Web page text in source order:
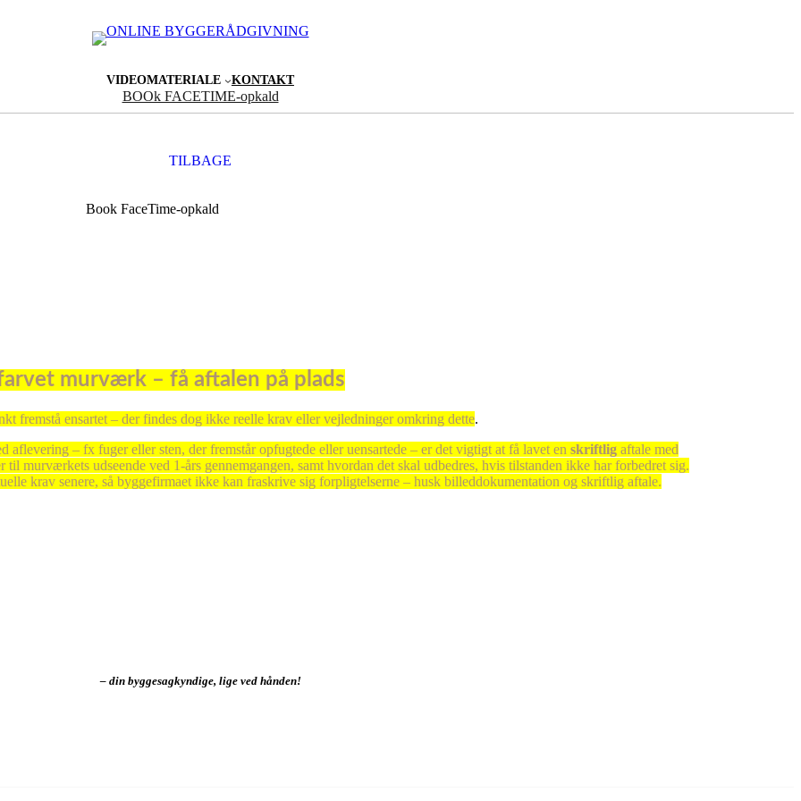
VIDEOMATERIALE KONTAKT
BOOk FACETIME-opkald
TILBAGE
Book FaceTime-opkald
murværk – få aftalen på plads
fremstå ensartet – der findes dog ikke reelle krav eller vejledninger omkring dette.
– fx fuger eller sten, der fremstår opfugtede eller uensartede – er det vigtigt at få lavet en skriftligaftale med
murværkets udseende ved 1-års gennemgangen, samt hvordan det skal udbedres, hvis tilstanden ikke har forbedret sig.
krav senere, så byggefirmaet ikke kan fraskrive sig forpligtelserne – husk billeddokumentation og skriftlig aftale.
– din byggesagkyndige, lige ved hånden!